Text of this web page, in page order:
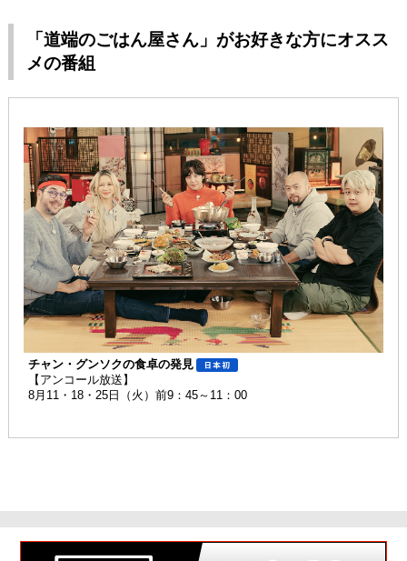
「道端のごはん屋さん」がお好きな方にオスス
メの番組
チャン・グンソクの食卓の発見
【アンコール放送】
8月11・18・25日（火）前9：45～11：00